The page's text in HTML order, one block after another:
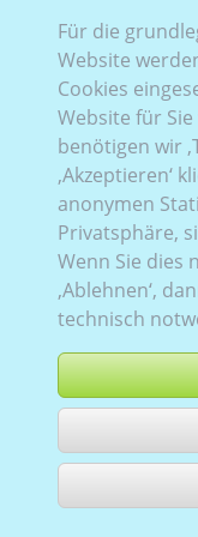
Rena_637:
2014–2019,1,
teilverglast,
Für die
Website
Cookies
Website für
benötigen wir
‚Akzeptieren‘
anonymen
Privatsphäre,
Wenn Sie dies
‚Ablehnen‘,
technisch